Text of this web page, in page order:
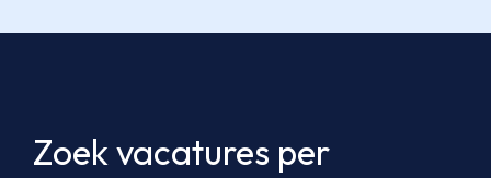
Zoek vacatures per